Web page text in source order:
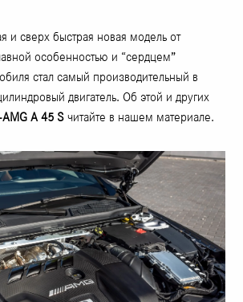
и сверх быстрая новая модель от
особенностью и “сердцем”
стал самый производительный в
двигатель. Об этой и других
A 45 S читайте в нашем материале.